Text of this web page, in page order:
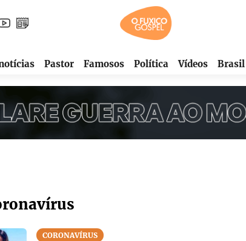
Pastor Famosos Política Vídeos Brasil
CORONAVÍRUS